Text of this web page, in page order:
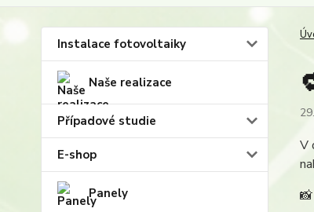
Instalace fotovoltaiky
Naše realizace
Případové studie
E-shop
Panely
V